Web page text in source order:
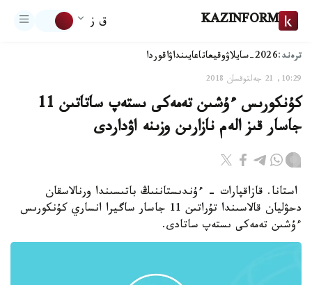
KAZINFORM ق ز
ترەند:2026-سايلاۋ وقيعاتاعايىنداۋاقوردا
10:29, 21 جەلتوقسان 2018
كۇنكورىس ءۇشىن تەمەكى ىستەپ ساتاتىن 11
جاسار قىز الەم نازارىن وزىنە اۋداردى
استانا. قازاقپارات - ءۇندىستاننىڭ باتىسىندا ورنالاسقان
دحۋليان قالاسىندا تۇراتىن 11 جاسار ساگيرا انساري كۇنكورىس
ءۇشىن تەمەكى ىستەپ ساتادى.